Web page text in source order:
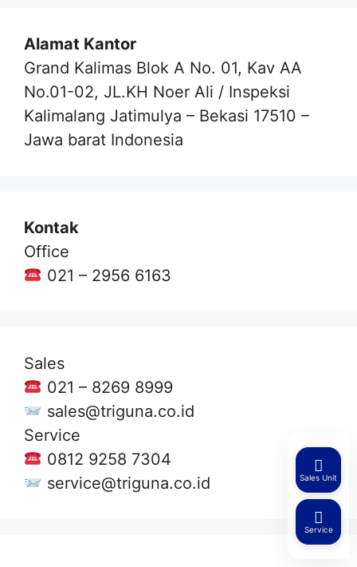
Alamat Kantor
Grand Kalimas Blok A No. 01, Kav AA
No.01-02, JL.KH Noer Ali / Inspeksi
Kalimalang Jatimulya – Bekasi 17510 –
Jawa barat Indonesia
Kontak
Office
021 – 2956 6163
Sales
021 – 8269 8999
sales@triguna.co.id
Service
0812 9258 7304
service@triguna.co.id
Sales Unit
Service